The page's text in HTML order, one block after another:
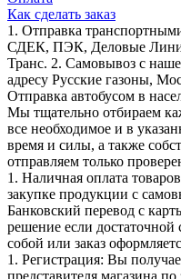
Как сделать заказ
1. Отправка
СДЕК, ПЭК, Деловые
Транс. 2. Самовывоз с
адресу Русские газоны,
Отправка автобусом в
Мы тщательно отбираем
все необходимое и в
время и силы, а также
отправляем только
1. Наличная оплата
закупке продукции с
Банковский перевод с
решение если достаточной
собой или заказ
1. Регистрация: Вы
представителя магазина